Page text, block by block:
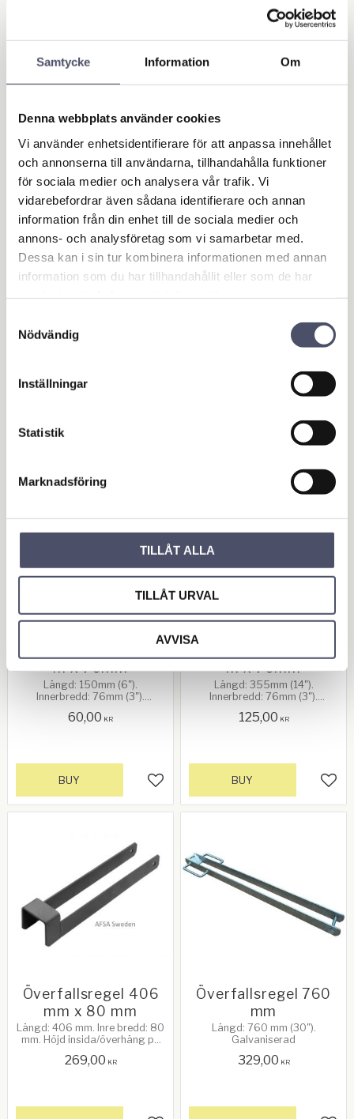
Samtycke Information Om
Denna webbplats använder cookies
Vi använder enhetsidentifierare för att anpassa innehållet
och annonserna till användarna, tillhandahålla funktioner
för sociala medier och analysera vår trafik. Vi
vidarebefordrar även sådana identifierare och annan
information från din enhet till de sociala medier och
annons- och analysföretag som vi samarbetar med.
Dessa kan i sin tur kombinera informationen med annan
information som du har tillhandahållit eller som de har
Nödvändig
Inställningar
Statistik
Marknadsföring
TILLÅT ALLA
TILLÅT URVAL
AVVISA
BUY
139,00 KR
BUY
Hänglåshasp 75 mm
Längd: 75 mm. Bredd: 39mm.
BUY
Platta med krok 50
x50mm Galvanisera
m x 76mm
Längd: 150mm (6").
Innerbredd: 76mm (3").
60,00 KR
Add to favorites
BUY
m x 76mm
Längd: 355mm (14").
Innerbredd: 76mm (3").
125,00 KR
BUY
Överfallsregel 406
mm x 80 mm
Längd: 406 mm. Inre bredd: 80
mm. Höjd insida/överhäng på
bult. Galvaniserad
269,00 KR
Överfallsregel 760
mm
Längd: 760 mm (30").
Galvaniserad
329,00 KR